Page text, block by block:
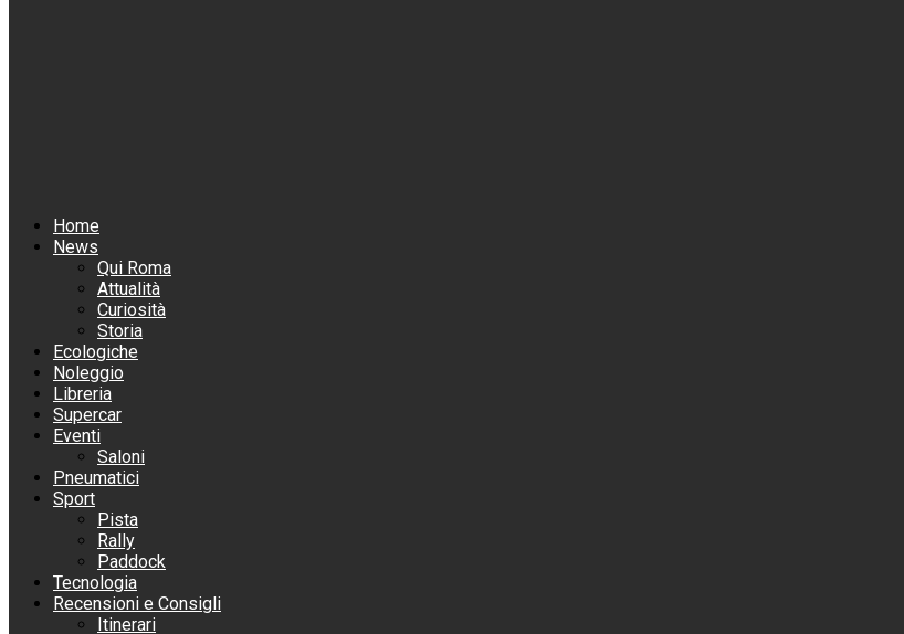
Home
News
Qui Roma
Attualità
Curiosità
Storia
Ecologiche
Noleggio
Libreria
Supercar
Eventi
Saloni
Pneumatici
Sport
Pista
Rally
Paddock
Tecnologia
Recensioni e Consigli
Itinerari